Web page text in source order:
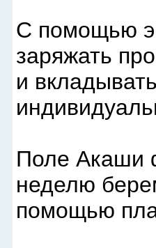
С помощью
заряжать
и
Поле Акаши
неделю
помощью